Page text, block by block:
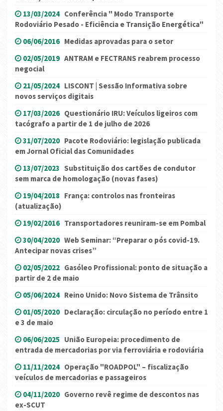
13/03/2024 Conferência " Modo Transporte
Rodoviário Pesado - Eficiência e Transição Energética"
06/06/2016 Medidas aprovadas para o setor
02/05/2019 ANTRAM e FECTRANS reabrem processo
negocial
21/05/2024 LISCONT | Sessão Informativa sobre
novos serviços digitais
17/03/2026 Questionário IRU: Veículos ligeiros com
tacógrafo a partir de 1 de julho de 2026
31/07/2020 Pacote Rodoviário: legislação publicada
em Jornal Oficial das Comunidades
13/07/2023 Substituição dos cartões de condutor
sem marca de homologação (novas fases)
19/04/2018 França: controlos nas fronteiras
(atualização)
19/02/2016 Transportadores reuniram-se em Pombal
30/04/2020 Web Seminar: “Preparar o pós covid-19.
Antecipar novas crises”
02/05/2022 Gasóleo Profissional: ponto de situação a
partir de 2 de maio
05/06/2024 Reino Unido: Novo Sistema de Trânsito
01/05/2020 Declaração: circulação no período entre 1
e 3 de maio
06/06/2025 União Europeia: procedimento de
entrada de mercadorias por via ferroviária e rodoviária
11/11/2024 Operação "ROADPOL" – fiscalização
veículos de mercadorias e passageiros
04/11/2020 Governo revê regime de descontos nas
ex-SCUT